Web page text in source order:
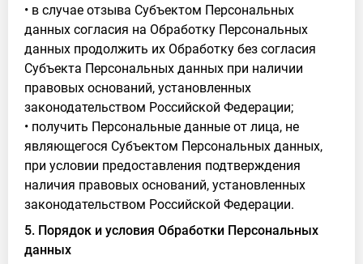
• в случае отзыва Субъектом Персональных
данных согласия на Обработку Персональных
данных продолжить их Обработку без согласия
Субъекта Персональных данных при наличии
правовых оснований, установленных
законодательством Российской Федерации;
• получить Персональные данные от лица, не
являющегося Субъектом Персональных данных,
при условии предоставления подтверждения
наличия правовых оснований, установленных
законодательством Российской Федерации.
5. Порядок и условия Обработки Персональных
данных